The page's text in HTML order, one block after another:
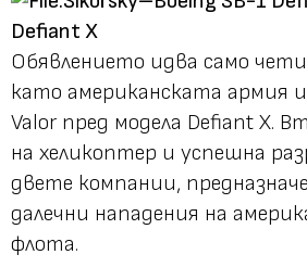
Defiant X
Обявлението идва само
като американската армия
Valor пред модела Defiant X.
на хеликоптер и успешна
двете компании,
далечни нападения на
флота.